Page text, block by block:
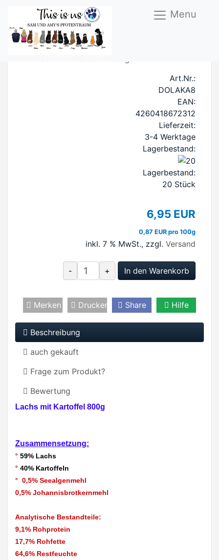
Menu
FM Lachs mit Kartoffel 800g
Art.Nr.:
DOLAKA8
EAN:
4260418672312
Lieferzeit:
3-4 Werktage
Lagerbestand:
Lagerbestand:
20 Stück
6,95 EUR
0,87 EUR pro 100g
inkl. 7 % MwSt., zzgl. Versand
- + In den Warenkorb
Merken Drucken Share Hilfe
Beschreibung
auch gekauft
Frage zum Produkt?
Bewertung
Lachs mit Kartoffel 800g
Zusammensetzung:
° 59% Lachs
° 40% Kartoffeln
° 0,5% Seealgenmehl
0,5% Johannisbrotkernmehl
Analytische Bestandteile:
9,1% Rohprotein
17,7% Rohfette
64,6% Restfeuchte